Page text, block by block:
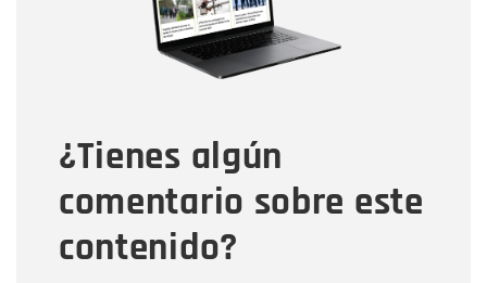
¿Tienes algún
comentario sobre este
contenido?
Tipo de comentario
Mensaje